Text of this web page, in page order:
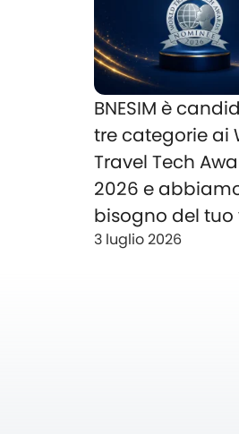
BNESIM è
tre categorie ai
Travel Tech
2026 e
bisogno del tuo
3 luglio 2026